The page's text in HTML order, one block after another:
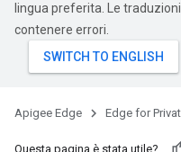
lingua preferita. Le
contenere errori.
Apigee Edge Edge for
Questa pagina è stata utile?